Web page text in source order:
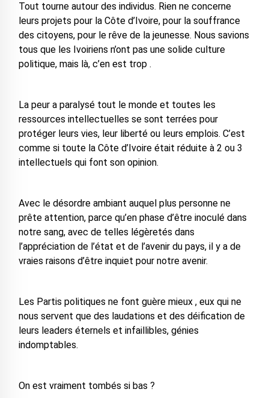
Tout tourne autour des individus. Rien ne concerne
leurs projets pour la Côte d’Ivoire, pour la souffrance
des citoyens, pour le rêve de la jeunesse. Nous savions
tous que les Ivoiriens n’ont pas une solide culture
politique, mais là, c’en est trop .
La peur a paralysé tout le monde et toutes les
ressources intellectuelles se sont terrées pour
protéger leurs vies, leur liberté ou leurs emplois. C’est
comme si toute la Côte d’Ivoire était réduite à 2 ou 3
intellectuels qui font son opinion.
Avec le désordre ambiant auquel plus personne ne
prête attention, parce qu’en phase d’être inoculé dans
notre sang, avec de telles légèretés dans
l’appréciation de l’état et de l’avenir du pays, il y a de
vraies raisons d’être inquiet pour notre avenir.
Les Partis politiques ne font guère mieux , eux qui ne
nous servent que des laudations et des déification de
leurs leaders éternels et infaillibles, génies
indomptables.
On est vraiment tombés si bas ?